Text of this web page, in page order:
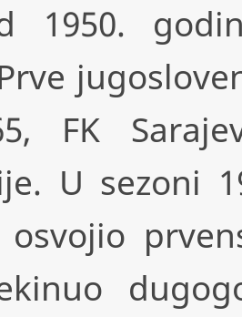
1950.
FK
U sezoni